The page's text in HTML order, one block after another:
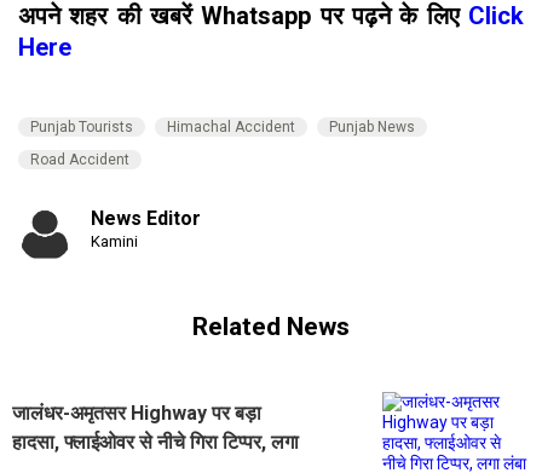
अपने शहर की खबरें Whatsapp पर पढ़ने के लिए Click
Here
Punjab Tourists Himachal Accident
Punjab News
Road Accident
News Editor
Kamini
Related News
जालंधर-अमृतसर Highway पर बड़ा
हादसा, फ्लाईओवर से नीचे गिरा टिप्पर, लगा